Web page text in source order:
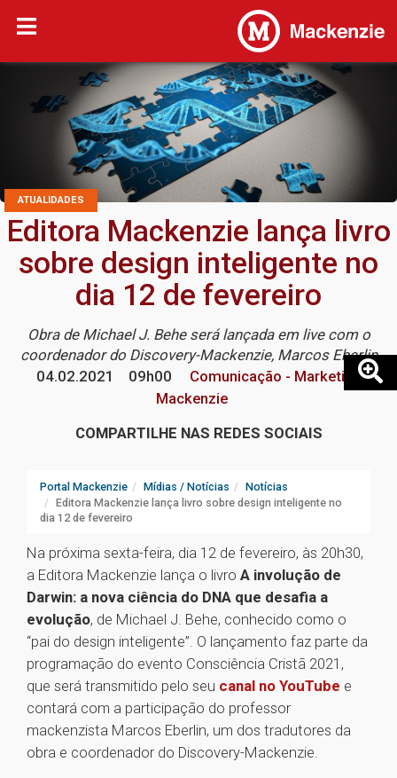
ATUALIDADES
Editora Mackenzie lança livro
sobre design inteligente no
dia 12 de fevereiro
Obra de Michael J. Behe será lançada em live com o
coordenador do Discovery-Mackenzie, Marcos Eberlin
04.02.2021
09h00
Comunicação - Marketing
Mackenzie
COMPARTILHE NAS REDES SOCIAIS
Portal Mackenzie Mídias / Notícias
Notícias
Editora Mackenzie lança livro sobre design inteligente no
dia 12 de fevereiro
Na próxima sexta-feira, dia 12 de fevereiro, às 20h30,
a Editora Mackenzie lança o livro A involução de
Darwin: a nova ciência do DNA que desafia a
evolução, de Michael J. Behe, conhecido como o
“pai do design inteligente”. O lançamento faz parte da
programação do evento Consciência Cristã 2021,
que será transmitido pelo seu canal no YouTube e
contará com a participação do professor
mackenzista Marcos Eberlin, um dos tradutores da
obra e coordenador do Discovery-Mackenzie.